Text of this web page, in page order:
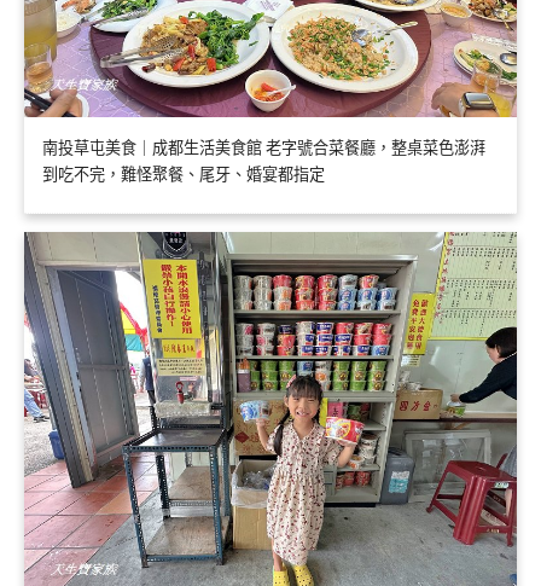
南投草屯美食｜成都生活美食館 老字號合菜餐廳，整桌菜色澎湃
到吃不完，難怪聚餐、尾牙、婚宴都指定